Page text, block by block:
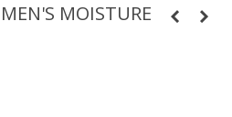
MOISTURE